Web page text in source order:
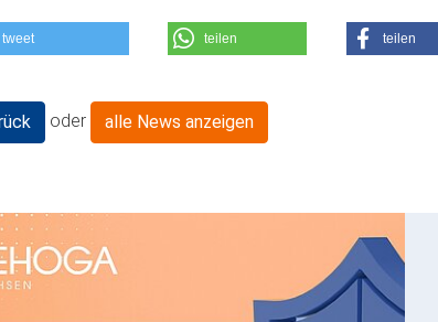
tweet teilen teilen
oder alle News anzeigen